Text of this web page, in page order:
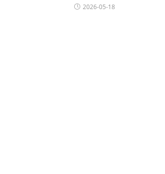
2026-05-18